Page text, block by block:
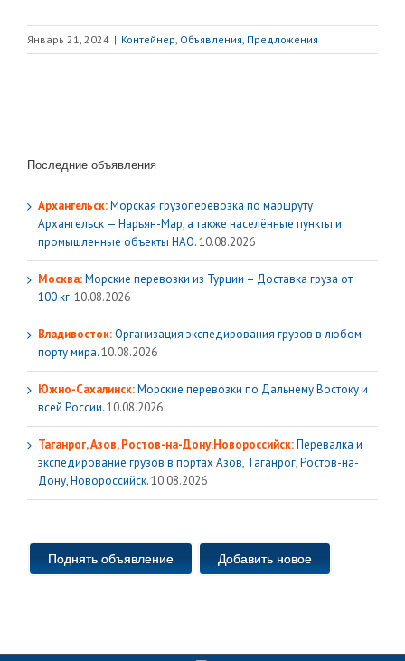
Январь 21, 2024 | Контейнер, Объявления, Предложения
Последние объявления
Архангельск:Морская грузоперевозка по маршруту
Архангельск — Нарьян-Мар, а также населённые пункты и
промышленные объекты НАО.10.08.2026
Москва:Морские перевозки из Турции – Доставка груза от
100 кг.10.08.2026
Владивосток:Организация экспедирования грузов в любом
порту мира.10.08.2026
Южно-Сахалинск:Морские перевозки по Дальнему Востоку и
всей России.10.08.2026
Таганрог, Азов, Ростов-на-Дону.Новороссийск:Перевалка и
экспедирование грузов в портах Азов, Таганрог, Ростов-на-
Дону, Новороссийск.10.08.2026
Поднять объявление Добавить новое